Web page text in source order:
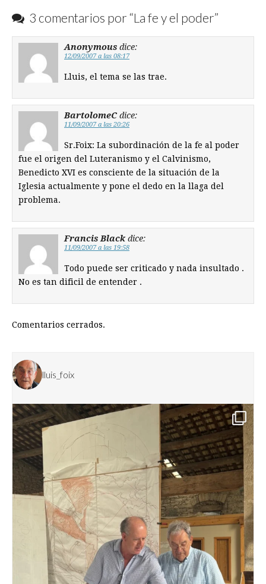
3 comentarios por “La fe y el poder”
Anonymous dice:
12/09/2007 a las 08:17
Lluis, el tema se las trae.
BartolomeC dice:
11/09/2007 a las 20:26
Sr.Foix: La subordinación de la fe al poder
fue el origen del Luteranismo y el Calvinismo,
Benedicto XVI es consciente de la situación de la
Iglesia actualmente y pone el dedo en la llaga del
problema.
Francis Black dice:
11/09/2007 a las 19:58
Todo puede ser criticado y nada insultado .
No es tan dificil de entender .
Comentarios cerrados.
lluis_foix